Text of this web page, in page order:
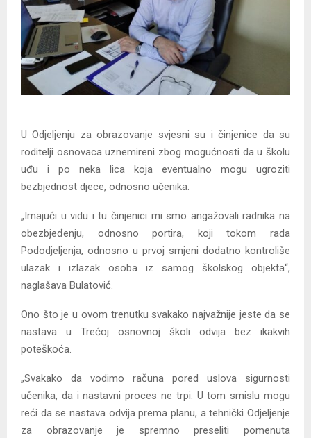
U Odjeljenju za obrazovanje svjesni su i činjenice da su
roditelji osnovaca uznemireni zbog mogućnosti da u školu
uđu i po neka lica koja eventualno mogu ugroziti
bezbjednost djece, odnosno učenika.
„Imajući u vidu i tu činjenici mi smo angažovali radnika na
obezbjeđenju, odnosno portira, koji tokom rada
Pododjeljenja, odnosno u prvoj smjeni dodatno kontroliše
ulazak i izlazak osoba iz samog školskog objekta“,
naglašava Bulatović.
Ono što je u ovom trenutku svakako najvažnije jeste da se
nastava u Trećoj osnovnoj školi odvija bez ikakvih
poteškoća.
„Svakako da vodimo računa pored uslova sigurnosti
učenika, da i nastavni proces ne trpi. U tom smislu mogu
reći da se nastava odvija prema planu, a tehnički Odjeljenje
za obrazovanje je spremno preseliti pomenuta